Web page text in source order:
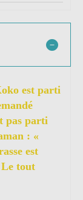
est parti
pas parti
: «
est
tout